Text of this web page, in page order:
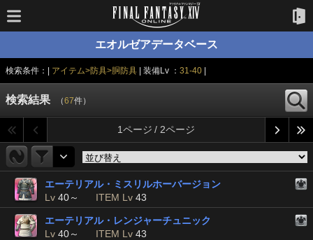
エオルゼアデータベース
検索条件：| アイテム>防具>胴防具 | 装備Lv ： 31-40|
検索結果 （67件）
1ページ / 2ページ
エーテリアル・ミスリルホーバージョン
Lv 40～ ITEM Lv 43
エーテリアル・レンジャーチュニック
Lv 40～ ITEM Lv 43